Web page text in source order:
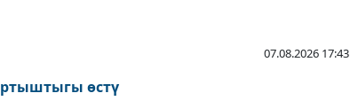
07.08.2026 17:43
өстү